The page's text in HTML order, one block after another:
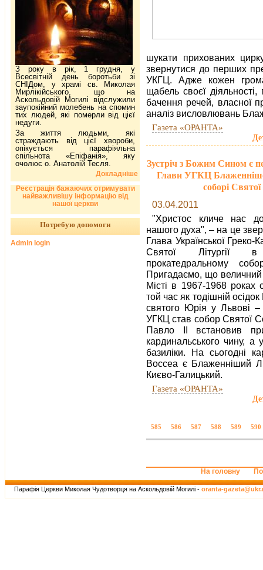
шукати прихованих
звернутися до перших
УКГЦ. Адже кожен
щабель своєї
бачення речей, власної
аналіз висловлювань
Газета «ОРАНТА»
Зустріч з Божим Сином є
Глави УГКЦ
соборі
03.04.2011
"Христос кличе нас до
нашого духа", – на це
Глава Української Греко-
Святої Літургії в
прокатедральному
Пригадаємо, що величний
Місті в 1967-1968
той час як тодішній
святого Юрія у Львові
УГКЦ став собор Святої
Павло ІІ встановив
кардинальського чину, а
базиліки. На сьогодні
Boccea є Блаженніший
Києво-Галицький.
Газета «ОРАНТА»
585 586 587 588 589 590
З року в рік, 1 грудня, у
Всесвітній день боротьби зі
СНІДом, у храмі св. Миколая
Мирлікійського, що на
Аскольдовій Могилі відслужили
заупокійний молебень на спомин
тих людей, які померли від цієї
недуги.
За життя людьми, які
страждають від цієї хвороби,
опікується парафіяльна
спільнота «Епіфанія», яку
очолює о. Анатолій Тесля.
Докладніше
Реєстрація бажаючих отримувати
найважливішу інформацію від
нашої церкви
Потребую допомоги
Admin login
На головну
Парафія Церкви Миколая Чудотворця на Аскольдовій Могилі - oranta-